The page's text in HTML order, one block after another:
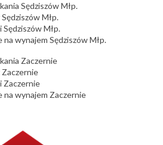
Sędziszów Młp.
Młp.
Sędziszów Młp.
na wynajem Sędziszów Młp.
Zaczernie
Zaczernie
Zaczernie
na wynajem Zaczernie